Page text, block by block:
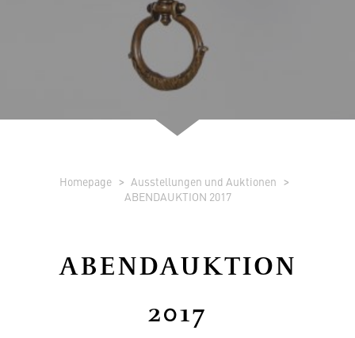
Homepage
Ausstellungen und Auktionen
ABENDAUKTION 2017
ABENDAUKTION
2017